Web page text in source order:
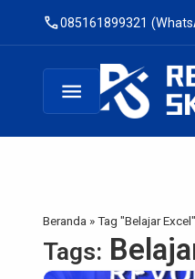
call085161899321
menu
Beranda »Tag "Belajar Excel"
Tags: